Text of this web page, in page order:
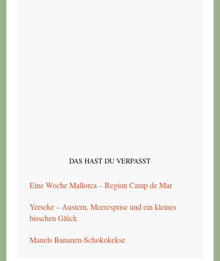
DAS HAST DU VERPASST
Eine Woche Mallorca – Region Camp de Mar
Yerseke – Austern, Meeresprise und ein kleines
bisschen Glück
Manels Bananen-Schokokekse